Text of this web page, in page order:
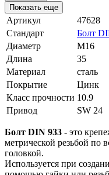
Показать еще
Артикул
47628
Стандарт
Болт
Диаметр
М16
Длина
35
Материал
сталь
Покрытие
Цинк
Класс прочности 10.9
Привод
SW 24
Болт DIN 933 - это
метрической резьбой по
головкой.
Используется при